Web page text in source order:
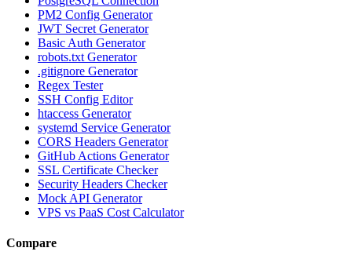
PM2 Config Generator
JWT Secret Generator
Basic Auth Generator
robots.txt Generator
.gitignore Generator
Regex Tester
SSH Config Editor
htaccess Generator
systemd Service Generator
CORS Headers Generator
GitHub Actions Generator
SSL Certificate Checker
Security Headers Checker
Mock API Generator
VPS vs PaaS Cost Calculator
Compare